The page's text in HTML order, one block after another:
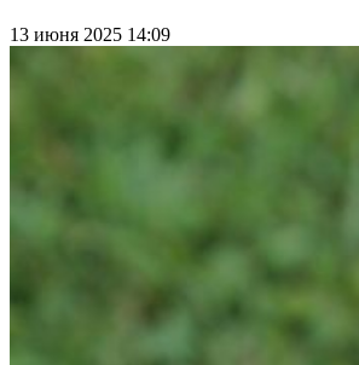
13 июня 2025 14:09